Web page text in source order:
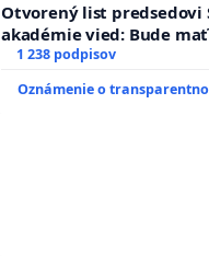
Otvorený list predsedovi
akadémie vied: Bude
Slovenska 2040 mravnú
1 238 podpisov
Oznámenie o